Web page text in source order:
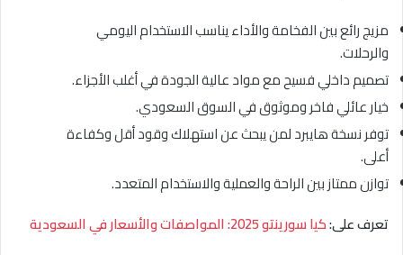
مزيج رائع بين الفخامة والأداء يناسب الاستخدام اليومي
والرحلات.
تصميم داخلي فسيح مع مواد عالية الجودة في أغلب الأجزاء.
خيار عائلي فاخر وموثوق في السوق السعودي.
توفر نسخة هايبرد لمن يبحث عن استهلاك وقود أقل وكفاءة
أعلى.
توازن ممتاز بين الراحة والعملية والاستخدام المتعدد.
تعرف على:كيا سورينتو 2025: المواصفات والأسعار في السعودية